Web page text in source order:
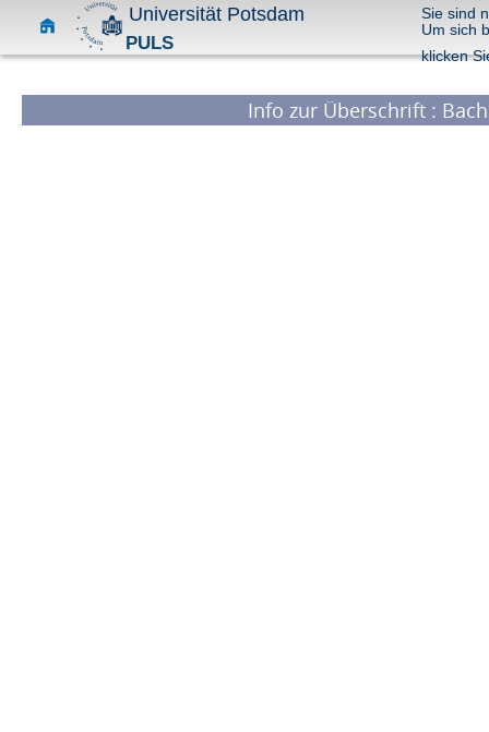
Universität Potsdam
PULS
Sie sind
Um sich
klicken
Info zur Überschrift :